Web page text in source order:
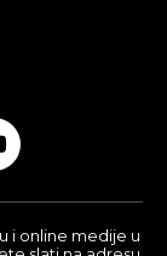
i online medije u